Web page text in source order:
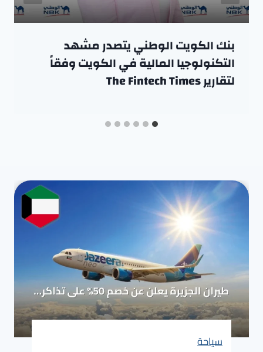
بنك الكويت الوطني يتصدر مشهد
التكنولوجيا المالية في الكويت وفقاً
لتقارير The Fintech Times
سياحة